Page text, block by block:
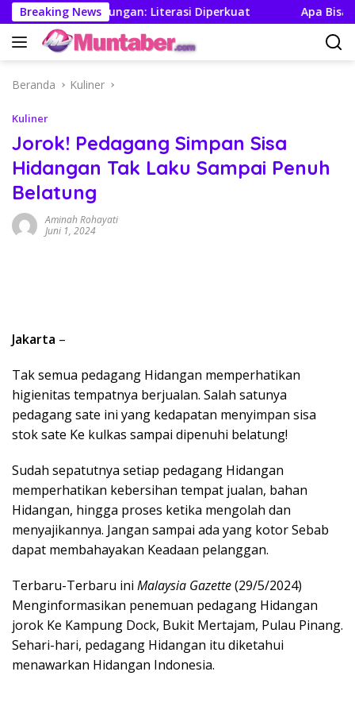
Langsung
ke
konten
Breaking News
Jamin Tabungan: Literasi Diperkuat Apa Bisa
Beranda Kuliner
Kuliner
Jorok! Pedagang Simpan Sisa
Hidangan Tak Laku Sampai Penuh
Belatung
Aminah Rohayati
Juni 1, 2024
Jakarta –
Tak semua pedagang Hidangan memperhatikan
higienitas tempatnya berjualan. Salah satunya
pedagang sate ini yang kedapatan menyimpan sisa
stok sate Ke kulkas sampai dipenuhi belatung!
Sudah sepatutnya setiap pedagang Hidangan
memperhatikan kebersihan tempat jualan, bahan
Hidangan, hingga proses ketika mengolah dan
menyajikannya. Jangan sampai ada yang kotor Sebab
dapat membahayakan Keadaan pelanggan.
Terbaru-Terbaru ini Malaysia Gazette(29/5/2024)
Menginformasikan penemuan pedagang Hidangan
jorok Ke Kampung Dock, Bukit Mertajam, Pulau Pinang.
Sehari-hari, pedagang Hidangan itu diketahui
menawarkan Hidangan Indonesia.